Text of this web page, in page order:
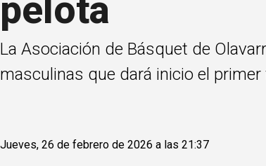
pelota
La Asociación de Básquet de
masculinas que dará inicio el
Jueves, 26 de febrero de 2026 a las 21:37